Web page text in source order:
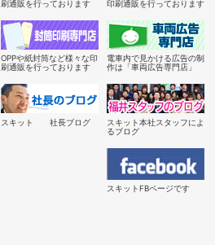
刷通販を行っております
印刷通販を行っております
OPPや紙封筒など様々な印
刷通販を行っております
電車内で見かける広告の制
作は「車両広告専門店」
スキット 社長ブログ
スキット本社スタッフによ
るブログ
スキットFBページです